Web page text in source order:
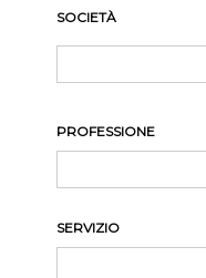
SOCIETÀ
PROFESSIONE
SERVIZIO